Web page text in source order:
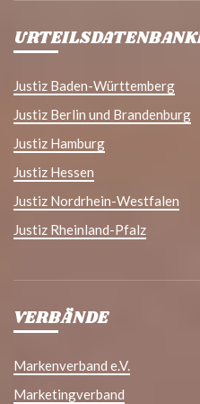
Justiz Baden-Württemberg
Justiz Berlin und Brandenburg
Justiz Hamburg
Justiz Hessen
Justiz Nordrhein-Westfalen
Justiz Rheinland-Pfalz
VERBÄNDE
Markenverband e.V.
Marketingverband